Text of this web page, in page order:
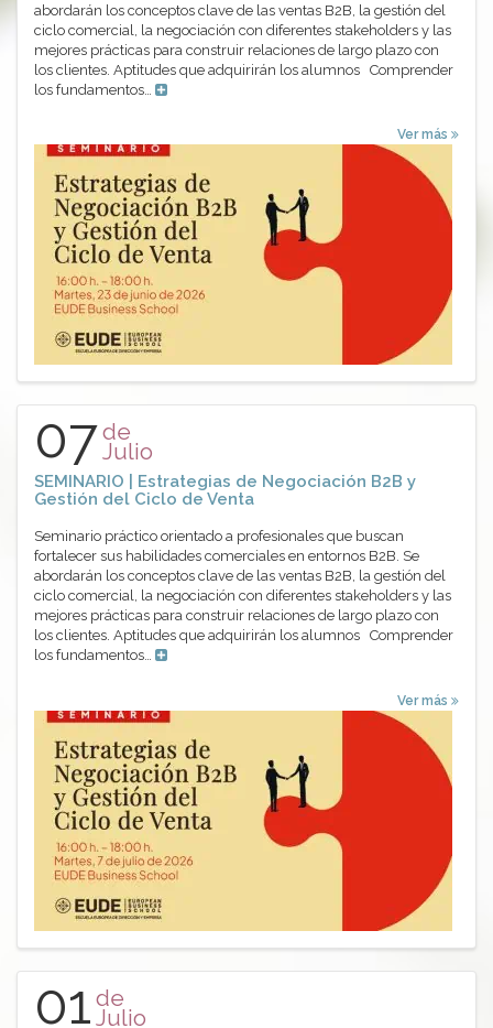
abordarán los conceptos clave de las ventas B2B, la gestión del
ciclo comercial, la negociación con diferentes stakeholders y las
mejores prácticas para construir relaciones de largo plazo con
los clientes. Aptitudes que adquirirán los alumnos Comprender
los fundamentos…
Ver más
07de
Julio
SEMINARIO | Estrategias de Negociación B2B y
Gestión del Ciclo de Venta
Seminario práctico orientado a profesionales que buscan
fortalecer sus habilidades comerciales en entornos B2B. Se
abordarán los conceptos clave de las ventas B2B, la gestión del
ciclo comercial, la negociación con diferentes stakeholders y las
mejores prácticas para construir relaciones de largo plazo con
los clientes. Aptitudes que adquirirán los alumnos Comprender
los fundamentos…
Ver más
01 de
Julio